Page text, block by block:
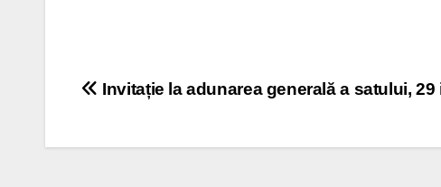
Navigare
Invitație la adunarea generală a satului, 29